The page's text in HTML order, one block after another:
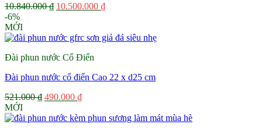
10.840.000₫ Giá
10.840.000 ₫.
10.500.000 ₫Giá
là:
-6%
MỚI
Đài phun nước Cổ Điển
Đài phun nước cổ điển Cao 22 x d25 cm
521.000₫ Giá
là:
490.000 ₫Giá
tại
MỚI